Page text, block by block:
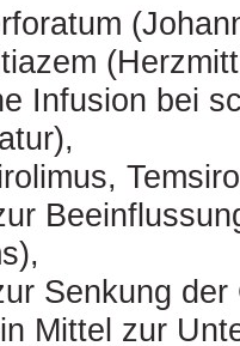
Infusion bei
Senkung
Mittel zur